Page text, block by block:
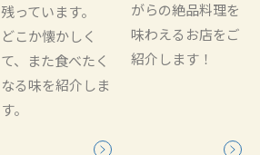
残っています。
どこか懐かしく
て、また食べたく
なる味を紹介しま
す。
がらの絶品料理を
味わえるお店をご
紹介します！